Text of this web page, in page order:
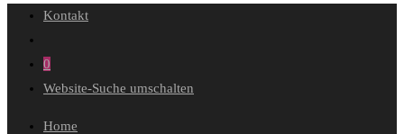
Kontakt
0
Website-Suche umschalten
Home